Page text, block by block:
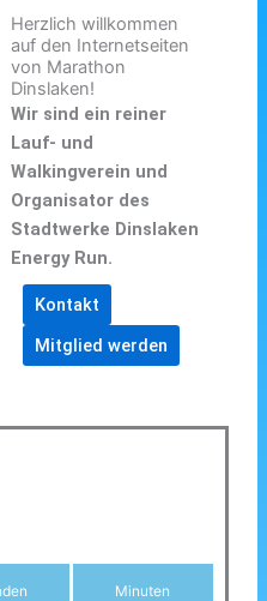
Herzlich willkommen
auf den Internetseiten
von Marathon
Dinslaken!
Wir sind ein reiner
Lauf- und
Walkingverein und
Organisator des
Stadtwerke Dinslaken
Energy Run.
Kontakt
Mitglied werden
Minuten